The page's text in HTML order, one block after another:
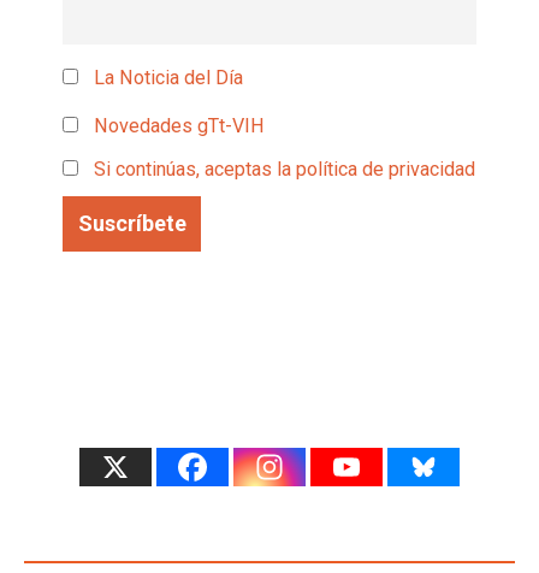
La Noticia del Día
Novedades gTt-VIH
Si continúas, aceptas la política de privacidad